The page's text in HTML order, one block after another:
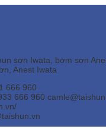
sơn Iwata, bơm sơn
Anest Iwata
666 960
666 960